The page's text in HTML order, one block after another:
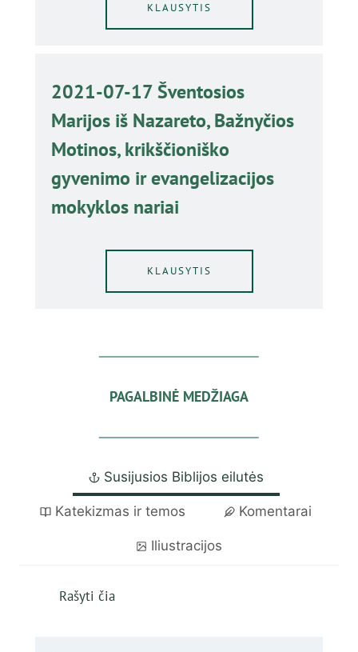
KLAUSYTIS
2021-07-17 Šventosios
Marijos iš Nazareto, Bažnyčios
Motinos, krikščioniško
gyvenimo ir evangelizacijos
mokyklos nariai
KLAUSYTIS
PAGALBINĖ MEDŽIAGA
Susijusios Biblijos eilutės
Katekizmas ir temos Komentarai
Iliustracijos
Rašyti čia